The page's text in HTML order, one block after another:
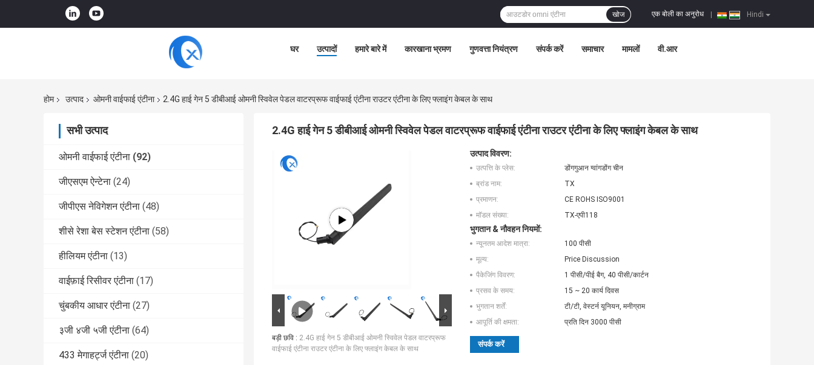
Hindi
एक बोली का अनुरोध
खोज
घर उत्पादों हमारे बारे में कारखाना भ्रमण गुणवत्ता नियंत्रण संपर्क करें समाचार मामलों वी.आर
होम उत्पाद ओमनी वाईफाई एंटीना 2.4G हाई गेन 5 डीबीआई ओमनी स्विवेल पेडल वाटरप्रूफ वाईफाई एंटीना राउटर एंटीना के लिए फ्लाइंग केबल के साथ
सभी उत्पाद
ओमनी वाईफाई एंटीना (92)
जीएसएम ऐन्टेना (24)
जीपीएस नेविगेशन एंटीना (48)
शीसे रेशा बेस स्टेशन एंटीना (58)
हीलियम एंटीना (13)
वाईफ़ाई रिसीवर एंटीना (17)
चुंबकीय आधार एंटीना (27)
३जी ४जी ५जी एंटीना (64)
433 मेगाहर्ट्ज एंटीना (20)
2.4G हाई गेन 5 डीबीआई ओमनी स्विवेल पेडल वाटरप्रूफ वाईफाई एंटीना राउटर एंटीना के लिए फ्लाइंग केबल के साथ
बड़ी छवि : 2.4G हाई गेन 5 डीबीआई ओमनी स्विवेल पेडल वाटरप्रूफ
वाईफाई एंटीना राउटर एंटीना के लिए फ्लाइंग केबल के साथ
उत्पाद विवरण:
उत्पत्ति के प्लेस:
डोंगगुआन ग्वांगडोंग चीन
ब्रांड नाम:
TX
प्रमाणन:
CE ROHS ISO9001
मॉडल संख्या:
TX-एपी118
भुगतान & नौवहन नियमों:
न्यूनतम आदेश मात्रा:
100 पीसी
मूल्य:
Price Discussion
पैकेजिंग विवरण:
1 पीसी/पीई बैग, 40 पीसी/कार्टन
प्रसव के समय:
15 ~ 20 कार्य दिवस
भुगतान शर्तें:
टी/टी, वेस्टर्न यूनियन, मनीग्राम
आपूर्ति की क्षमता:
प्रति दिन 3000 पीसी
संपर्क करें